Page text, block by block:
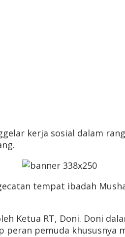
kerja sosial dalam
tempat ibadah
Ketua RT, Doni. Doni
pemuda khususnya